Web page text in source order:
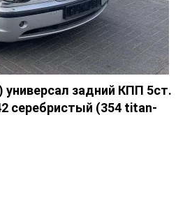
универсал задний КПП 5ст.
серебристый (354 titan-